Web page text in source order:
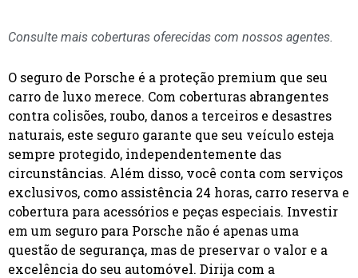
Consulte mais coberturas oferecidas com nossos agentes.
O seguro de Porsche é a proteção premium que seu
carro de luxo merece. Com coberturas abrangentes
contra colisões, roubo, danos a terceiros e desastres
naturais, este seguro garante que seu veículo esteja
sempre protegido, independentemente das
circunstâncias. Além disso, você conta com serviços
exclusivos, como assistência 24 horas, carro reserva e
cobertura para acessórios e peças especiais. Investir
em um seguro para Porsche não é apenas uma
questão de segurança, mas de preservar o valor e a
excelência do seu automóvel. Dirija com a